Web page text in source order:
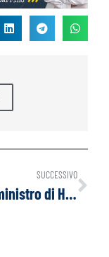
SUCCESSIVO
Il primo ministro di Haiti si dimette ed è caos nel paese